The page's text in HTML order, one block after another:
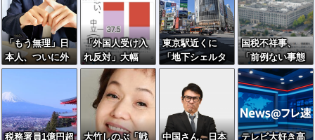
「もう無理」日
本人、ついに外
国人受け入れ拒
「外国人受け入
れ反対」大幅
増 若い世代で
多く
東京駅近くに
「地下シェルタ
ー」整備を正式
表明…小池百合
子知事「多くの
方が滞在、施設
整備の効果高
国税不祥事、
「前例ない事態
次々」に危機
感 「パパ
活」、情報漏え
いも
税務署員1億円超
大竹しのぶ「戦
中国さん、日本
テレビ大好き高